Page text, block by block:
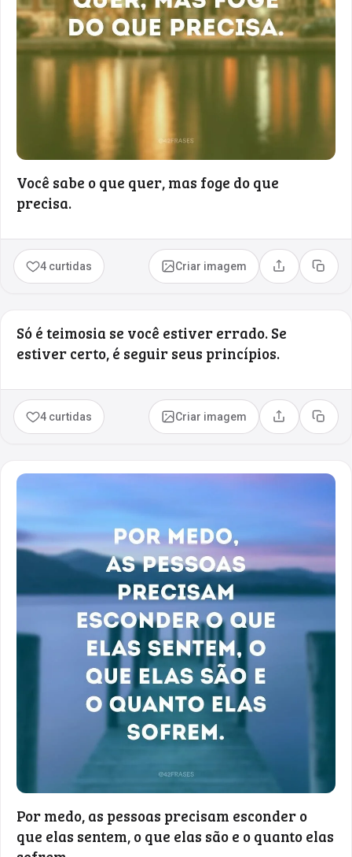
Você sabe o que quer, mas foge do que
precisa.
4 curtidas Criar imagem Compartilhar
Copiar
Só é teimosia se você estiver errado. Se
estiver certo, é seguir seus princípios.
4 curtidas Criar imagem Compartilhar
Copiar
Por medo, as pessoas precisam esconder o
que elas sentem, o que elas são e o quanto elas